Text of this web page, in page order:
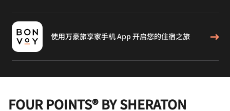
使用万豪旅享家手机 App 开启您的住宿之旅
FOUR POINTS® BY SHERATON